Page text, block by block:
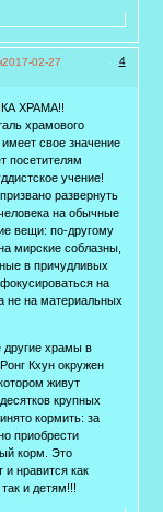
4
2017-02-27
ХРАМА!!
храмового
свое значение
посетителям
учение!
развернуть
на обычные
вещи: по-другому
мирские соблазны,
в причудливых
на
не на материальных
другие храмы в
Кхун окружен
живут
крупных
кормить: за
приобрести
корм. Это
и нравится как
и детям!!!